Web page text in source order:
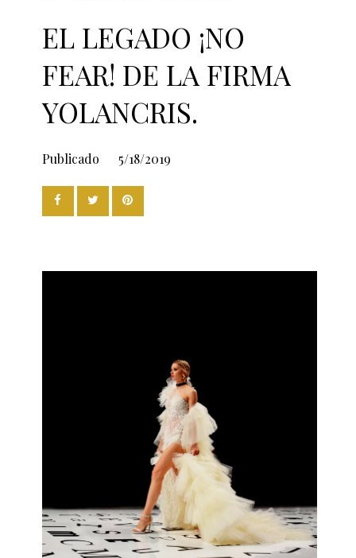
EL LEGADO ¡NO
FEAR! DE LA FIRMA
YOLANCRIS.
Publicado 5/18/2019